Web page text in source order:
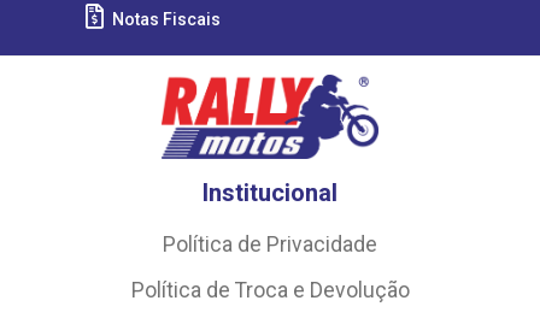
Notas Fiscais
Institucional
Política de Privacidade
Política de Troca e Devolução